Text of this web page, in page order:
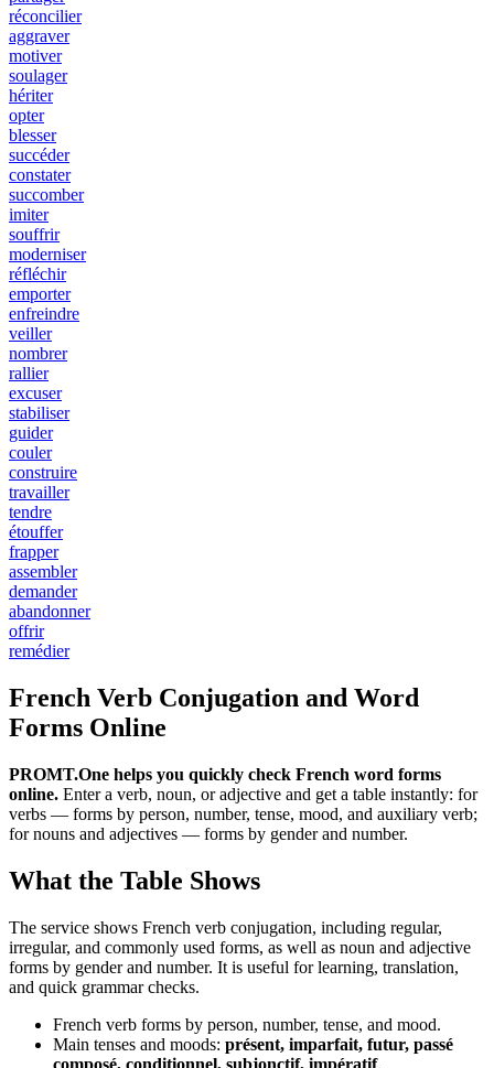
réconcilier
aggraver
motiver
soulager
hériter
opter
blesser
succéder
constater
succomber
imiter
souffrir
moderniser
réfléchir
emporter
enfreindre
veiller
nombrer
rallier
excuser
stabiliser
guider
couler
construire
travailler
tendre
étouffer
frapper
assembler
demander
abandonner
offrir
remédier
French Verb Conjugation and Word
Forms Online
PROMT.One helps you quickly check French word forms
online. Enter a verb, noun, or adjective and get a table instantly: for
verbs — forms by person, number, tense, mood, and auxiliary verb;
for nouns and adjectives — forms by gender and number.
What the Table Shows
The service shows French verb conjugation, including regular,
irregular, and commonly used forms, as well as noun and adjective
forms by gender and number. It is useful for learning, translation,
and quick grammar checks.
French verb forms by person, number, tense, and mood.
Main tenses and moods: présent, imparfait, futur, passé
composé, conditionnel, subjonctif, impératif.